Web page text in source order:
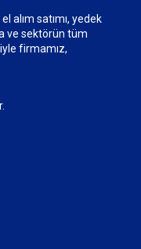
alım satımı, yedek
ve sektörün tüm
firmamız,